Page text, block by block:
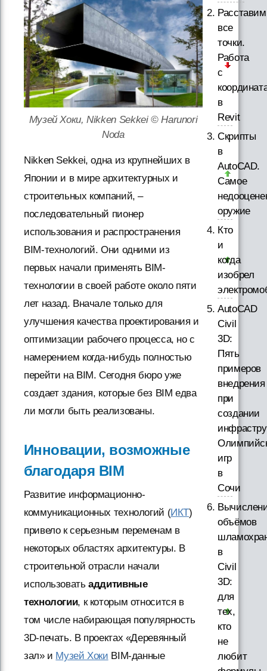
Музей Хоки, Nikken Sekkei © Harunori
Noda
Nikken Sekkei, одна из крупнейших в
Японии и в мире архитектурных и
строительных компаний, –
последовательный пионер
использования и распространения
BIM-технологий. Они одними из
первых начали применять BIM-
технологии в своей работе около пяти
лет назад. Вначале только для
улучшения качества проектирования и
оптимизации рабочего процесса, но с
намерением когда-нибудь полностью
перейти на BIM. Сегодня бюро уже
создает здания, которые без BIM едва
ли могли быть реализованы.
Инновации, возможные
благодаря BIM
Развитие информационно-
коммуникационных технологий (ИКТ)
привело к серьезным переменам в
некоторых областях архитектуры. В
строительной отрасли начали
использоватьаддитивные
технологии, к которым относится в
том числе набирающая популярность
3D-печать. В проектах «Деревянный
зал» и Музей Хоки BIM-данные
Расставим
все
точки.
Работа
с
в
Revit
Скрипты
в
AutoCAD.
Самое
оружие
Кто
и
когда
изобрел
AutoCAD
Civil
3D:
Пять
примеров
внедрения
при
создании
игр
в
Сочи
объёмов
в
Civil
3D:
для
тех,
кто
не
любит